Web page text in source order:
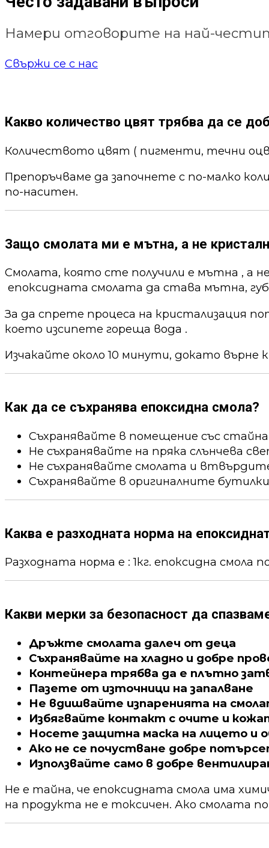
Намери отговорите на най-
Свържи се с нас
Какво количество цвят трябва да се
Количеството цвят ( пигменти, течни
Препоръчваме да започнете с по-малко
по-наситен.
Защо смолата ми е мътна, а не
Смолата, която сте получили е мътна , а
епоксидната смолата да става мътна,
За да спрете процеса на кристализация
което изсипете гореща вода .
Изчакайте около 10 минути, докато върне
Как да се съхранява епоксидна смола?
Съхранявайте в помещение със
Не съхранявайте на пряка слънчева
Не съхранявайте смолата и
Съхранявайте в оригиналните
Каква е разходната норма на
Разходната норма е : 1кг. епоксидна смола
Какви мерки за безопасност да
Дръжте смолата далеч от деца
Съхранявайте на хладно и добре
Контейнера трябва да е плътно
Пазете от източници на запалване
Не вдишвайте изпаренията на
Избягвайте контакт с очите и
Носете защитна маска на лицето и
Ако не се почустване добре
Използвайте само в добре
Не е тайна, че епоксидната смола има
на продукта не е токсичен. Ако смолата